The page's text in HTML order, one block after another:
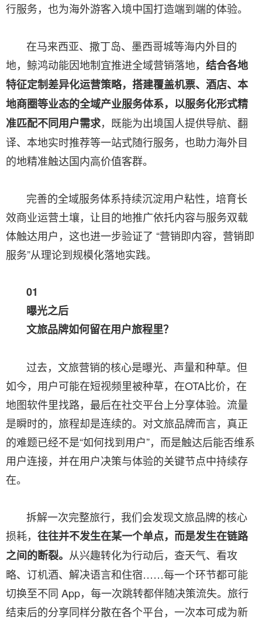
行服务，也为海外游客入境中国打造端到端的体验。
在马来西亚、撒丁岛、墨西哥城等海内外目的
地，鲸鸿动能因地制宜推进全域营销落地， 结合各地
特征定制差异化运营策略，搭建覆盖机票、酒店、本
地商圈等业态的全域产业服务体系，以服务化形式精
准匹配不同用户需求，既能为出境国人提供导航、翻
译、本地实时推荐等一站式随行服务，也助力海外目
的地精准触达国内高价值客群。
完善的全域服务体系持续沉淀用户粘性，培育长
效商业运营土壤，让目的地推广依托内容与服务双载
体触达用户，这也进一步验证了 “营销即内容，营销即
服务”从理论到规模化落地实践。
01
曝光之后
文旅品牌如何留在用户旅程里？
过去，文旅营销的核心是曝光、声量和种草。但
如今，用户可能在短视频里被种草，在OTA比价，在
地图软件里找路，最后在社交平台上分享体验。流量
是瞬时的，旅程却是连续的。对文旅品牌而言，真正
的难题已经不是“如何找到用户”，而是触达后能否维系
用户连接，并在用户决策与体验的关键节点中持续存
在。
拆解一次完整旅行，我们会发现文旅品牌的核心
损耗， 往往并不发生在某一个单点，而是发生在链路
之间的断裂。 从兴趣转化为行动后，查天气、看攻
略、订机酒、解决语言和住宿……每一个环节都可能
切换至不同 App，每一次跳转都伴随决策流失。旅行
结束后的分享同样分散在各个平台，一次本可成为新